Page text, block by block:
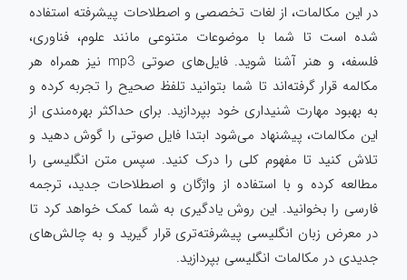
در این مکالمات، از لغات تخصصی و اصطلاحات پیشرفته استفاده
شده است تا شما با موضوعات متنوعی مانند علوم، فناوری،
فلسفه، و هنر آشنا شوید. فایل‌های صوتی mp3 نیز همراه هر
مکالمه قرار گرفته‌اند تا شما بتوانید تلفظ صحیح را تجربه کرده و
به بهبود مهارت شنیداری خود بپردازید. برای حداکثر بهره‌مندی از
این مکالمات، پیشنهاد می‌شود ابتدا فایل صوتی را گوش دهید و
تلاش کنید تا مفهوم کلی را درک کنید. سپس متن انگلیسی را
مطالعه کرده و با استفاده از واژگان و اصطلاحات جدید، ترجمه
فارسی را بخوانید. این روش یادگیری به شما کمک خواهد کرد تا
در معرض زبان انگلیسی پیشرفته‌تری قرار گیرید و به چالش‌های
جدیدی در مکالمات انگلیسی بپردازید.